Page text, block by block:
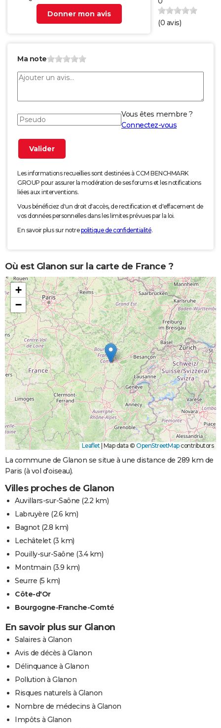
Donner mon avis
(0 avis)
Ma note
Vous êtes membre ?
Connectez-vous
Les informations recueillies sont destinées à CCM BENCHMARK
GROUP pour assurer la modération de ses forums et les notifications
liées aux interventions.
Vous bénéficiez d'un droit d'accès, de rectification et d'effacement de
vos données personnelles dans les limites prévues par la loi.
En savoir plus sur notrepolitique de confidentialité.
Où est Glanon sur la carte de France ?
+
−
Leaflet Map data © OpenStreetMapcontributors
La commune de Glanon se situe à une distance de 289 km de
Paris (à vol d'oiseau).
Villes proches de Glanon
Auvillars-sur-Saône (2.2 km)
Labruyère (2.6 km)
Bagnot(2.8 km)
Lechâtelet(3 km)
Pouilly-sur-Saône (3.4 km)
Montmain (3.9 km)
Seurre (5 km)
Côte-d'Or
Bourgogne-Franche-Comté
En savoir plus sur Glanon
Salaires à Glanon
Avis de décès à Glanon
Délinquance à Glanon
Pollution à Glanon
Risques naturels à Glanon
Nombre de médecins à Glanon
Impôts à Glanon